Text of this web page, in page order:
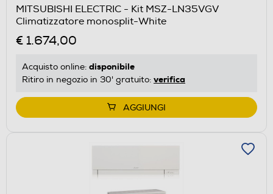
MITSUBISHI ELECTRIC - Kit MSZ-LN35VGV
Climatizzatore monosplit-White
€ 1.674,00
Acquisto online: disponibile
Ritiro in negozio in 30' gratuito: verifica
AGGIUNGI